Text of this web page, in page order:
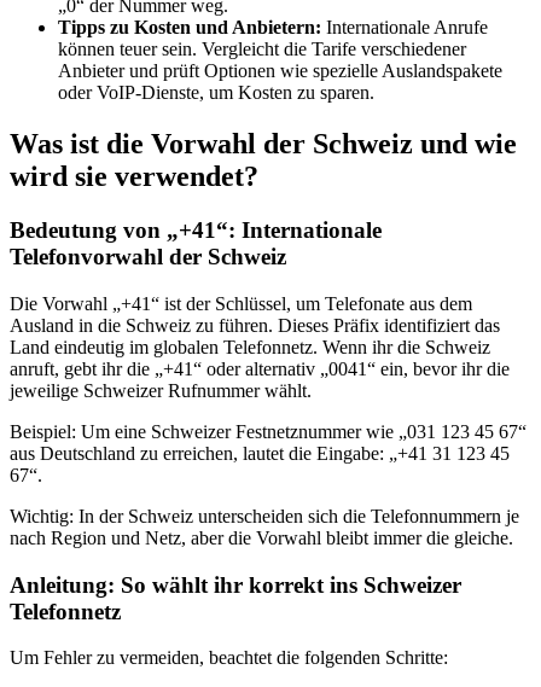
„0“ der Nummer weg.
Tipps zu Kosten und Anbietern: Internationale Anrufe
können teuer sein. Vergleicht die Tarife verschiedener
Anbieter und prüft Optionen wie spezielle Auslandspakete
oder VoIP-Dienste, um Kosten zu sparen.
Was ist die Vorwahl der Schweiz und wie
wird sie verwendet?
Bedeutung von „+41“: Internationale
Telefonvorwahl der Schweiz
Die Vorwahl „+41“ ist der Schlüssel, um Telefonate aus dem
Ausland in die Schweiz zu führen. Dieses Präfix identifiziert das
Land eindeutig im globalen Telefonnetz. Wenn ihr die Schweiz
anruft, gebt ihr die „+41“ oder alternativ „0041“ ein, bevor ihr die
jeweilige Schweizer Rufnummer wählt.
Beispiel: Um eine Schweizer Festnetznummer wie „031 123 45 67“
aus Deutschland zu erreichen, lautet die Eingabe: „+41 31 123 45
67“.
Wichtig: In der Schweiz unterscheiden sich die Telefonnummern je
nach Region und Netz, aber die Vorwahl bleibt immer die gleiche.
Anleitung: So wählt ihr korrekt ins Schweizer
Telefonnetz
Um Fehler zu vermeiden, beachtet die folgenden Schritte: